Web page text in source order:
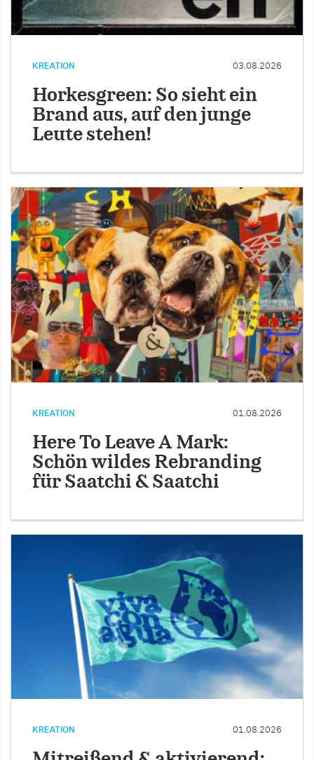
KREATION 03.08.2026
Horkesgreen: So sieht ein
Brand aus, auf den junge
Leute stehen!
KREATION 01.08.2026
Here To Leave A Mark:
Schön wildes Rebranding
für Saatchi & Saatchi
KREATION 01.08.2026